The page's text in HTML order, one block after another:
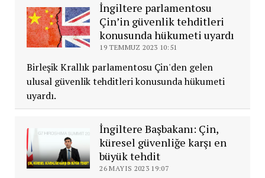
İngiltere parlamentosu
Çin’in güvenlik tehditleri
konusunda hükumeti uyardı
19 TEMMUZ 2023 10:51
Birleşik Krallık parlamentosu Çin'den gelen
ulusal güvenlik tehditleri konusunda hükumeti
uyardı.
İngiltere Başbakanı: Çin,
küresel güvenliğe karşı en
büyük tehdit
26 MAYIS 2023 19:07